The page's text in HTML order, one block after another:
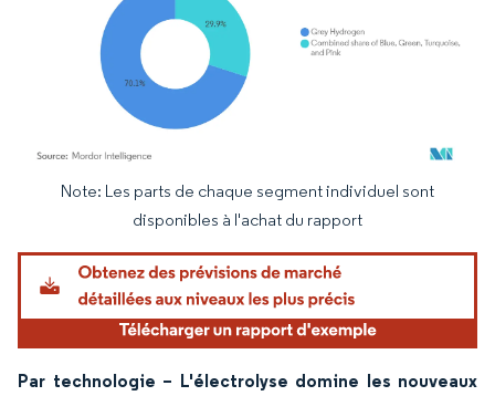
Image © Mordor Intelligence. La réutilisation nécessite une attribution sous CC BY
Note: Les parts de chaque segment individuel sont
disponibles à l'achat du rapport
Par technologie – L'électrolyse domine les nouveaux